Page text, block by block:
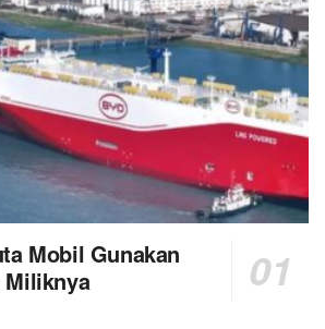
Mobil Gunakan
Miliknya